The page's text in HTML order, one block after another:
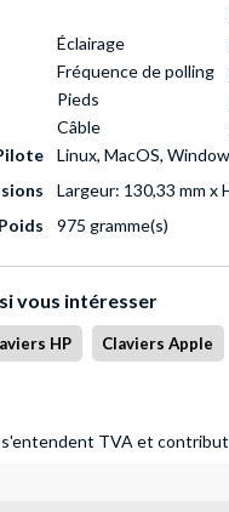
Éclairage
Fréquence de polling
Pieds
Câble
Linux, MacOS,
Largeur: 130,33 mm x
Poids
975 gramme(s)
vous intéresser
HP Claviers Apple
TVA et